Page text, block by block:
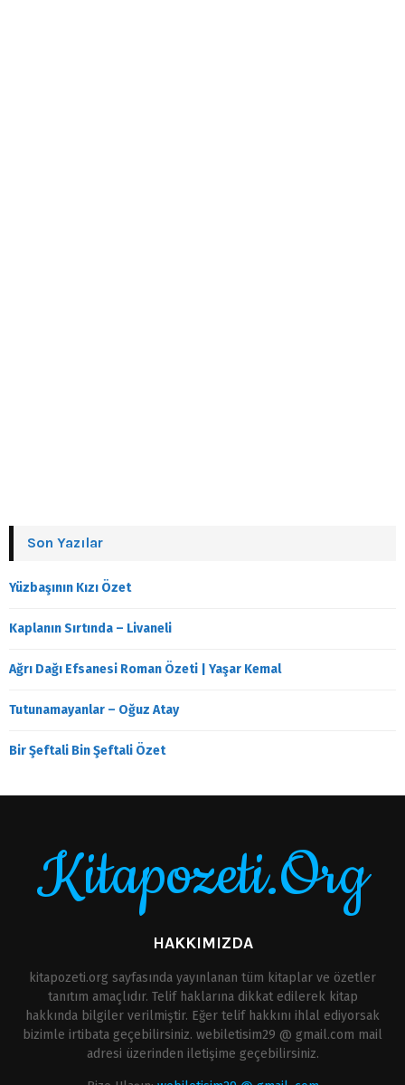
Son Yazılar
Yüzbaşının Kızı Özet
Kaplanın Sırtında – Livaneli
Ağrı Dağı Efsanesi Roman Özeti | Yaşar Kemal
Tutunamayanlar – Oğuz Atay
Bir Şeftali Bin Şeftali Özet
Kitapozeti.Org
HAKKIMIZDA
kitapozeti.org sayfasında yayınlanan tüm kitaplar ve özetler
tanıtım amaçlıdır. Telif haklarına dikkat edilerek kitap
hakkında bilgiler verilmiştir. Eğer telif hakkını ihlal ediyorsak
bizimle irtibata geçebilirsiniz. webiletisim29 @ gmail.com mail
adresi üzerinden iletişime geçebilirsiniz.